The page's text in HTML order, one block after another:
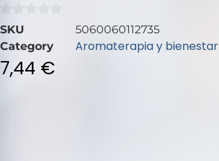
0
de
5
SKU
5060060112735
Category
Aromaterapia y bienestar
7,44 €